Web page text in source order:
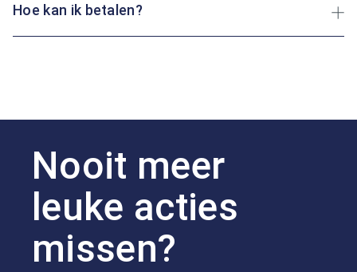
Hoe kan ik betalen?
Nooit meer
leuke acties
missen?